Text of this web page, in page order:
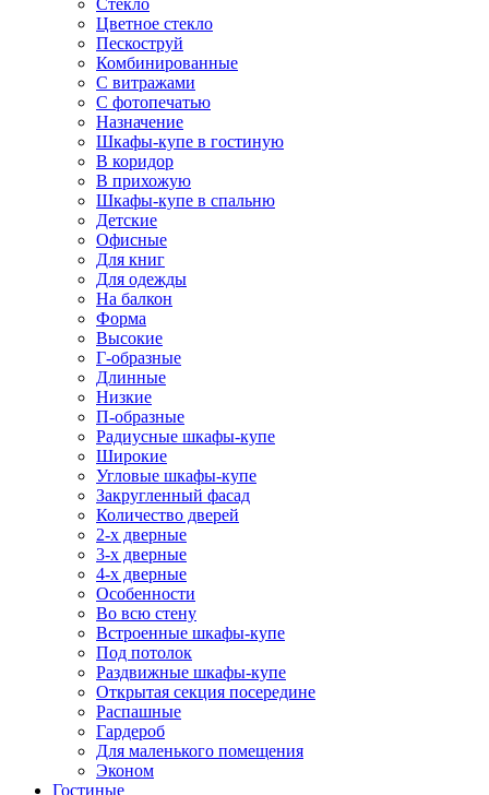
Стекло
Цветное стекло
Пескоструй
Комбинированные
С витражами
С фотопечатью
Назначение
Шкафы-купе в гостиную
В коридор
В прихожую
Шкафы-купе в спальню
Детские
Офисные
Для книг
Для одежды
На балкон
Форма
Высокие
Г-образные
Длинные
Низкие
П-образные
Радиусные шкафы-купе
Широкие
Угловые шкафы-купе
Закругленный фасад
Количество дверей
2-х дверные
3-х дверные
4-х дверные
Особенности
Во всю стену
Встроенные шкафы-купе
Под потолок
Раздвижные шкафы-купе
Открытая секция посередине
Распашные
Гардероб
Для маленького помещения
Эконом
Гостиные